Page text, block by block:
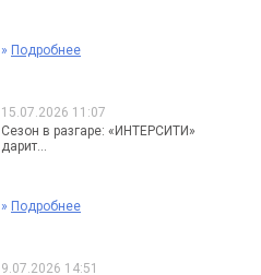
» Подробнее
15.07.2026 11:07
Сезон в разгаре: «ИНТЕРСИТИ»
дарит...
» Подробнее
9.07.2026 14:51